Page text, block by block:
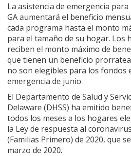
La asistencia de emergencia
GA aumentará el beneficio
cada programa hasta el monto
para el tamaño de su hogar. Los
reciben el monto máximo de
que tienen un beneficio
no son elegibles para los fondos
emergencia de junio.
El Departamento de Salud y
Delaware (DHSS) ha emitido
todos los meses a los hogares
la Ley de respuesta al
(Familias Primero) de 2020, que
marzo de 2020.